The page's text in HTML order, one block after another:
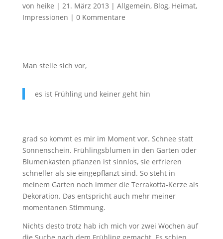
von heike | 21. März 2013 | Allgemein, Blog, Heimat,
Impressionen | 0 Kommentare
Man stelle sich vor,
es ist Frühling und keiner geht hin
grad so kommt es mir im Moment vor. Schnee statt
Sonnenschein. Frühlingsblumen in den Garten oder
Blumenkasten pflanzen ist sinnlos, sie erfrieren
schneller als sie eingepflanzt sind. So steht in
meinem Garten noch immer die Terrakotta-Kerze als
Dekoration. Das entspricht auch mehr meiner
momentanen Stimmung.
Nichts desto trotz hab ich mich vor zwei Wochen auf